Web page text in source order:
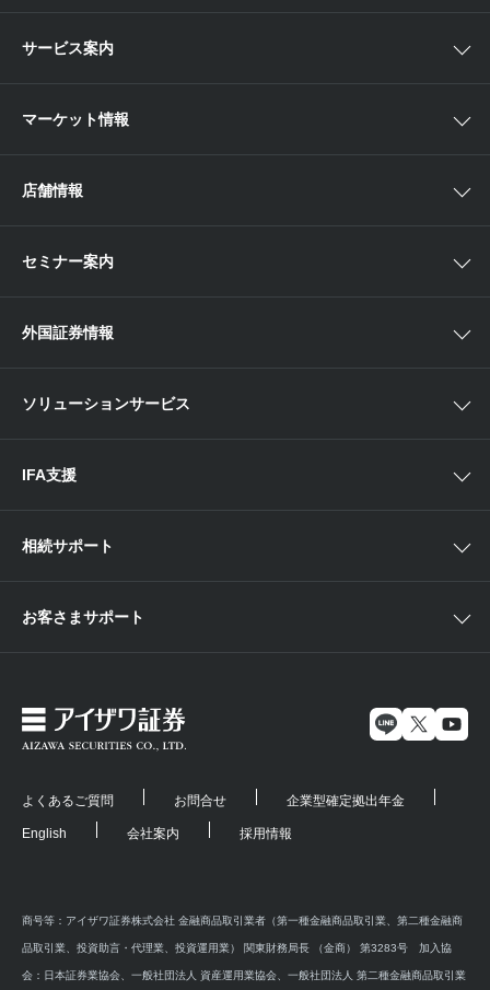
αポート
欧米株
ETF・ETN・REIT
ラップサービス
新商品情報
サービス案内
取引ツール
各種お手続き
便利なサービス
当社サービスのご利用にあたって
マーケット情報
店舗情報
近畿
セミナー案内
外国証券情報
ソリューションサービス
IFA支援
相続サポート
お客さまサポート
よくあるご質問 お問合せ 企業型確定拠出年金
English 会社案内 採用情報
商号等：アイザワ証券株式会社 金融商品取引業者（第一種金融商品取引業、第二種金融商
品取引業、投資助言・代理業、投資運用業） 関東財務局長 （金商） 第3283号 加入協
会：日本証券業協会、一般社団法人 資産運用業協会、一般社団法人 第二種金融商品取引業